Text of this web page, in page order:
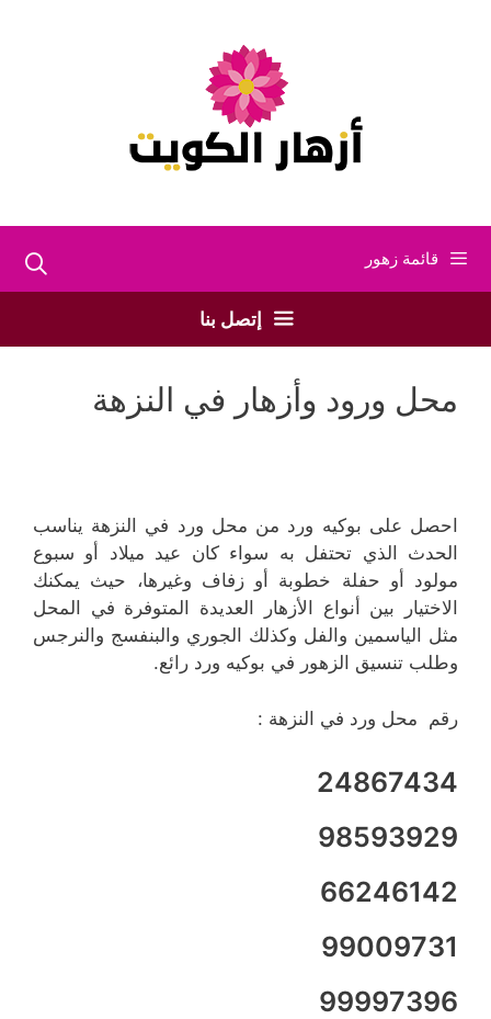
قائمة زهور
إتصل بنا
محل ورود وأزهار في النزهة
احصل على بوكيه ورد من محل ورد في النزهة يناسب
الحدث الذي تحتفل به سواء كان عيد ميلاد أو سبوع
مولود أو حفلة خطوبة أو زفاف وغيرها، حيث يمكنك
الاختيار بين أنواع الأزهار العديدة المتوفرة في المحل
مثل الياسمين والفل وكذلك الجوري والبنفسج والنرجس
وطلب تنسيق الزهور في بوكيه ورد رائع.
رقم محل ورد في النزهة :
24867434
98593929
66246142
99009731
99997396